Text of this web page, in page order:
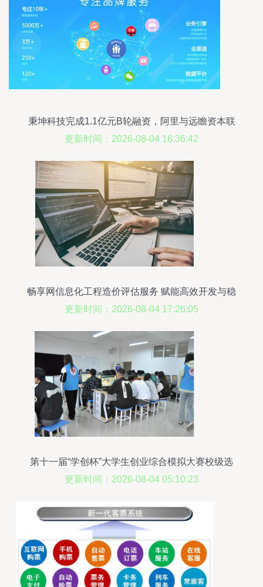
秉坤科技完成1.1亿元B轮融资，阿里与远瞻资本联
合注资
更新时间：2026-08-04 16:36:42
畅享网信息化工程造价评估服务 赋能高效开发与稳
健运营
更新时间：2026-08-04 17:26:05
第十一届“学创杯”大学生创业综合模拟大赛校级选
拔赛圆满结束——信息技术开发与运营赛道精彩纷
更新时间：2026-08-04 05:10:23